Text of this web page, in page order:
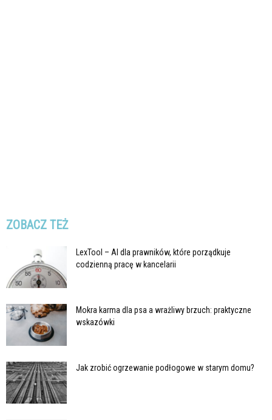
ZOBACZ TEŻ
LexTool – AI dla prawników, które porządkuje
codzienną pracę w kancelarii
Mokra karma dla psa a wrażliwy brzuch: praktyczne
wskazówki
Jak zrobić ogrzewanie podłogowe w starym domu?